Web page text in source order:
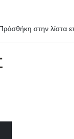
στην λίστα